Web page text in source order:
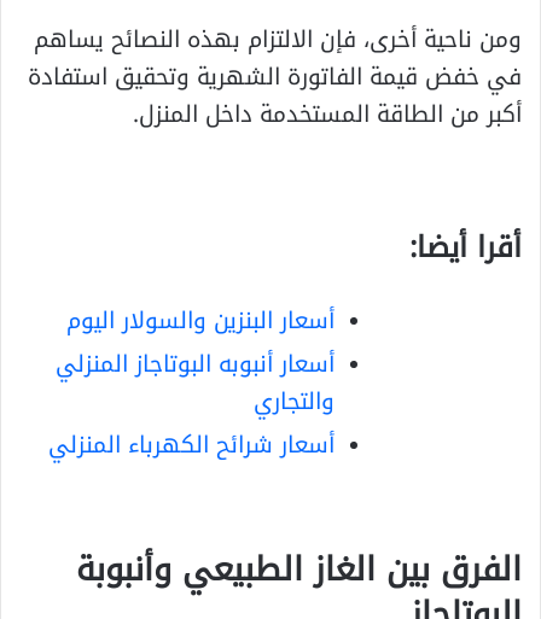
ومن ناحية أخرى، فإن الالتزام بهذه النصائح يساهم
في خفض قيمة الفاتورة الشهرية وتحقيق استفادة
أكبر من الطاقة المستخدمة داخل المنزل.
أقرا أيضا:
أسعار البنزين والسولار اليوم
أسعار أنبوبه البوتاجاز المنزلي
والتجاري
أسعار شرائح الكهرباء المنزلي
الفرق بين الغاز الطبيعي وأنبوبة